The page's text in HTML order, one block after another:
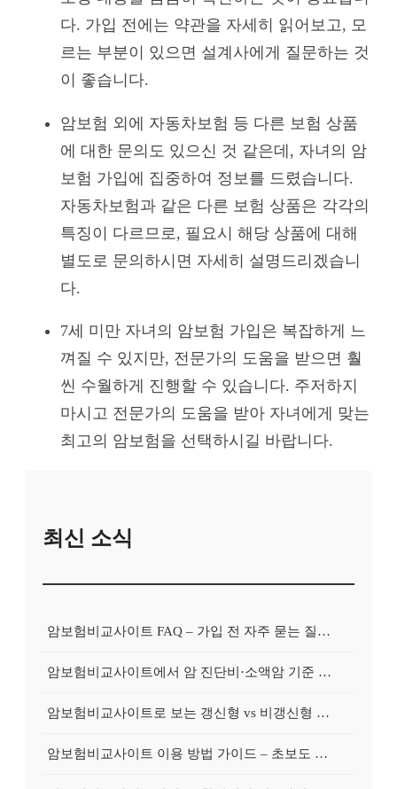
다. 가입 전에는 약관을 자세히 읽어보고, 모
르는 부분이 있으면 설계사에게 질문하는 것
이 좋습니다.
암보험 외에 자동차보험 등 다른 보험 상품
에 대한 문의도 있으신 것 같은데, 자녀의 암
보험 가입에 집중하여 정보를 드렸습니다.
자동차보험과 같은 다른 보험 상품은 각각의
특징이 다르므로, 필요시 해당 상품에 대해
별도로 문의하시면 자세히 설명드리겠습니
다.
7세 미만 자녀의 암보험 가입은 복잡하게 느
껴질 수 있지만, 전문가의 도움을 받으면 훨
씬 수월하게 진행할 수 있습니다. 주저하지
마시고 전문가의 도움을 받아 자녀에게 맞는
최고의 암보험을 선택하시길 바랍니다.
최신 소식
암보험비교사이트 FAQ – 가입 전 자주 묻는 질문 정리
암보험비교사이트에서 암 진단비·소액암 기준 제대로 비교하기
암보험비교사이트로 보는 갱신형 vs 비갱신형 암보험 차이
암보험비교사이트 이용 방법 가이드 – 초보도 쉽게 비교하는 순서